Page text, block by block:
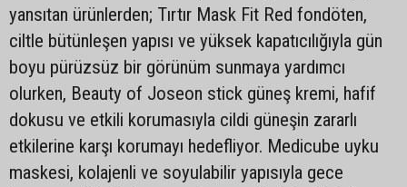
yansıtan ürünlerden; Tırtır Mask Fit Red fondöten,
ciltle bütünleşen yapısı ve yüksek kapatıcılığıyla gün
boyu pürüzsüz bir görünüm sunmaya yardımcı
olurken, Beauty of Joseon stick güneş kremi, hafif
dokusu ve etkili korumasıyla cildi güneşin zararlı
etkilerine karşı korumayı hedefliyor. Medicube uyku
maskesi, kolajenli ve soyulabilir yapısıyla gece